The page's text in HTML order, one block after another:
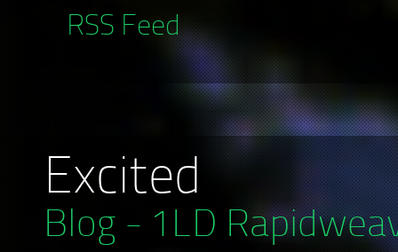
RSS Feed
Excited
Blog - 1LD